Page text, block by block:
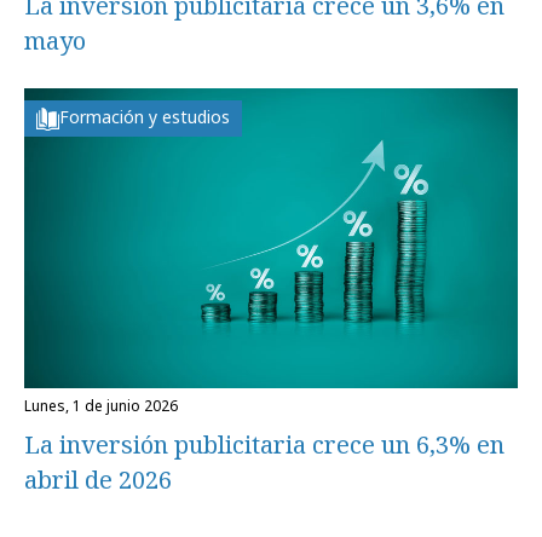
mayo
Formación y estudios
lunes, 1 de junio 2026
La inversión publicitaria crece un 6,3% en
abril de 2026